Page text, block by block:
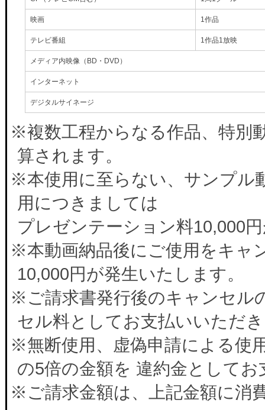
映画 1作品
テレビ番組 1作品1放映
メディア内映像（BD・DVD）
インターネット
デジタルサイネージ
※複数工程からなる作品、特別
算されます。
※本使用に至らない、サンプル
用につきましては
プレゼンテーション料10,000
※本動画納品後にご使用をキャ
10,000円が発生いたします。
※ご請求書発行後のキャンセル
セル料としてお支払いいただ
※無断使用、虚偽申請による使
の5倍の金額を 違約金として
※ご請求金額は、上記金額に消